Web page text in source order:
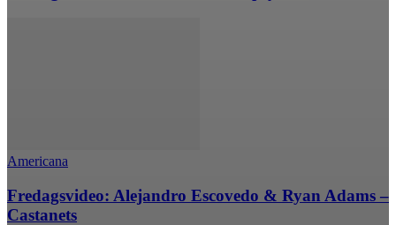
Americana
Fredagsvideo: Alejandro Escovedo & Ryan Adams –
Castanets